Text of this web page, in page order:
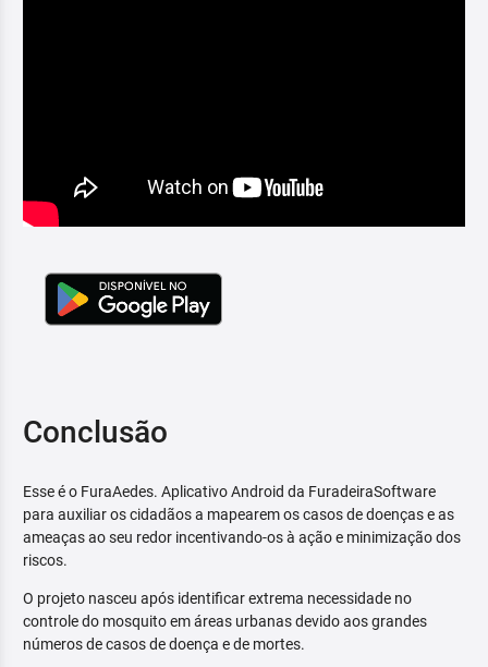
Conclusão
Esse é o FuraAedes. Aplicativo Android da FuradeiraSoftware
para auxiliar os cidadãos a mapearem os casos de doenças e as
ameaças ao seu redor incentivando-os à ação e minimização dos
riscos.
O projeto nasceu após identificar extrema necessidade no
controle do mosquito em áreas urbanas devido aos grandes
números de casos de doença e de mortes.